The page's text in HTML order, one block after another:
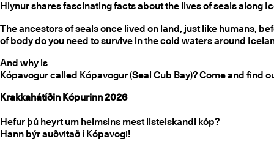
Hlynur shares fascinating facts about the lives of seals along
The ancestors of seals once lived on land, just like humans,
of body do you need to survive in the cold waters around
And why is
Kópavogur called Kópavogur (Seal Cub Bay)? Come and find
Krakkahátíðin Kópurinn 2026
Hefur þú heyrt um heimsins mest listelskandi kóp?
Hann býr auðvitað í Kópavogi!